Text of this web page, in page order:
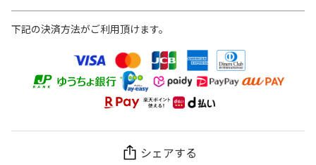
下記の決済方法がご利用頂けます。
シェアする